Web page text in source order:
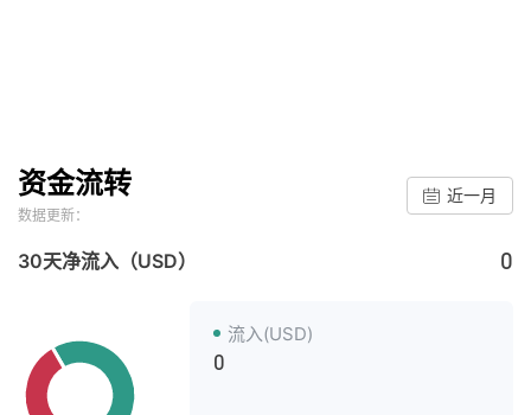
资金流转
数据更新：
近一月
30天净流入（USD） 0
流入(USD)
0